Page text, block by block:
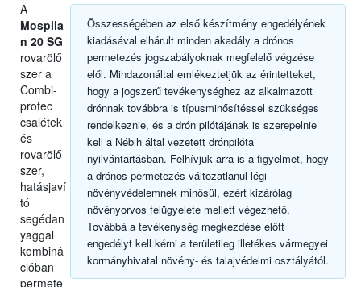
Összességében az első készítmény engedélyének
kiadásával elhárult minden akadály a drónos
permetezés jogszabályoknak megfelelő végzése
elől. Mindazonáltal emlékeztetjük az érintetteket,
hogy a jogszerű tevékenységhez az alkalmazott
drónnak továbbra is típusminősítéssel szükséges
rendelkeznie, és a drón pilótájának is szerepelnie
kell a Nébih által vezetett drónpilóta
nyilvántartásban. Felhívjuk arra is a figyelmet, hogy
a drónos permetezés változatlanul légi
növényvédelemnek minősül, ezért kizárólag
növényorvos felügyelete mellett végezhető.
Továbbá a tevékenység megkezdése előtt
engedélyt kell kérni a területileg illetékes vármegyei
kormányhivatal növény- és talajvédelmi osztályától.
A
Mospila
n 20 SG
rovarölő
szer a
Combi-
protec
csalétek
és
rovarölő
szer,
hatásjaví
tó
segédan
yaggal
kombiná
cióban
permete